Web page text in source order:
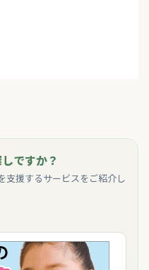
ですか？
支援するサービスをご紹介し